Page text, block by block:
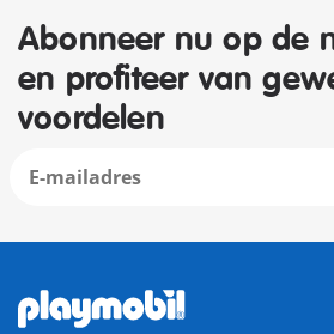
Abonneer nu op de
en profiteer van
voordelen